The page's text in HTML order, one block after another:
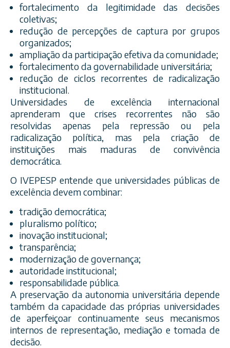
fortalecimento da legitimidade das decisões
coletivas;
redução de percepções de captura por grupos
organizados;
ampliação da participação efetiva da comunidade;
fortalecimento da governabilidade universitária;
redução de ciclos recorrentes de radicalização
institucional.
Universidades de excelência internacional
aprenderam que crises recorrentes não são
resolvidas apenas pela repressão ou pela
radicalização política, mas pela criação de
instituições mais maduras de convivência
democrática.
O IVEPESP entende que universidades públicas de
excelência devem combinar:
tradição democrática;
pluralismo político;
inovação institucional;
transparência;
modernização de governança;
autoridade institucional;
responsabilidade pública.
A preservação da autonomia universitária depende
também da capacidade das próprias universidades
de aperfeiçoar continuamente seus mecanismos
internos de representação, mediação e tomada de
decisão.